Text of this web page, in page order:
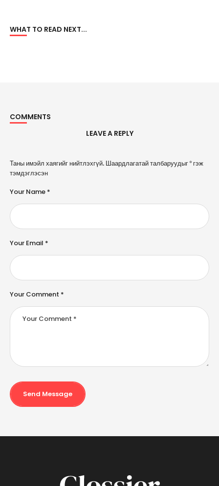
WHAT TO READ NEXT...
COMMENTS
LEAVE A REPLY
Таны имэйл хаягийг нийтлэхгүй. Шаардлагатай талбаруудыг*гэж
тэмдэглэсэн
Your Comment *
Your Name *
Your Email *
Send Message
A
l
e
n
a
ti
e